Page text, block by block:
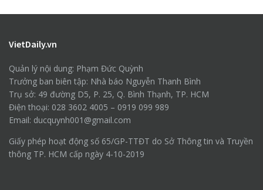
VietDaily.vn
Quản lý nội dung: Phạm Đức Quỳnh
Trưởng ban biên tập: Nhà báo Nguyễn Thanh Bình
Trụ sở: 49 đường D5, P. 25, Q. Bình Thạnh, TP. HCM
Điện thoại: 028 3602 4005 – 0919 099 989
Email: ducquynh001@gmail.com
Giấy phép hoạt động số 65/GP-TTĐT do Sở Thông tin và Truyền
thông TP. HCM cấp ngày 4-10-2019